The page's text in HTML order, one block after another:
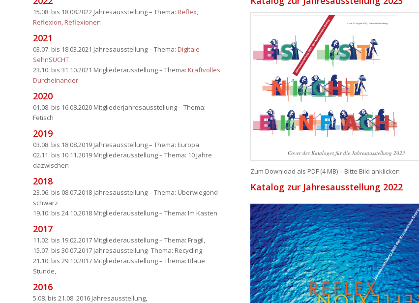
15.08. bis 18.08.2022 Jahresausstellung – Thema: Reflex,
Reflexion, Reflexionen
2021
03.07. bis 18.03.2021 Jahresausstellung – Thema: Digitale
SehnSUCHT
23.10. bis 31.10.2021 Mitgliederausstellung – Thema: Kraftvolles
Durcheinander
2020
01.08. bis 16.08.2020 Mitgliederjahresausstellung – Thema:
Fetisch
2019
03.08. bis 18.08.2019 Jahresausstellung – Thema: Europa
02.11. bis 10.11.2019 Mitgliederausstellung – Thema: 10 Jahre
dazwischen
2018
23.06. bis 08.07.2018 Jahresausstellung – Thema: Überwiegend
schwarz
19.10. bis 24.10.2018 Mitgliederausstellung – Thema: Im Kasten
2017
11.02. bis 19.02.2017 Mitgliederausstellung – Thema: Fragil,
15.07. bis 30.07.2017 Jahresausstellung- Thema: Recycling
21.10. bis 29.10.2017 Mitgliederausstellung – Thema: Blaue
Stunde,
2016
5.08. bis 21.08. 2016 Jahresausstellung,
Cover des Kataloges für die Jahresausstellung 2023
Zum Download als PDF (4 MB) – Bitte Bild anklicken
Katalog zur Jahresausstellung 2022